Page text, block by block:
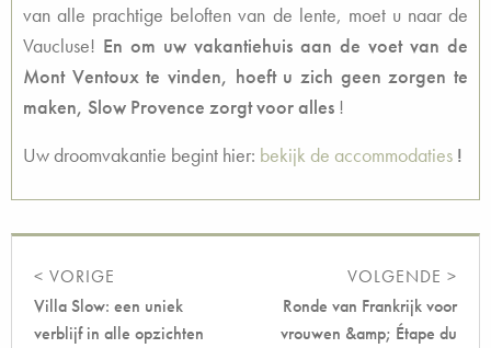
van alle prachtige beloften van de lente, moet u naar de
Vaucluse! En om uw vakantiehuis aan de voet van de
Mont Ventoux te vinden, hoeft u zich geen zorgen te
maken, Slow Provence zorgt voor alles !
Uw droomvakantie begint hier: bekijk de accommodaties !
< VORIGE
Villa Slow: een uniek
verblijf in alle opzichten
VOLGENDE >
Ronde van Frankrijk voor
vrouwen &amp; Étape du